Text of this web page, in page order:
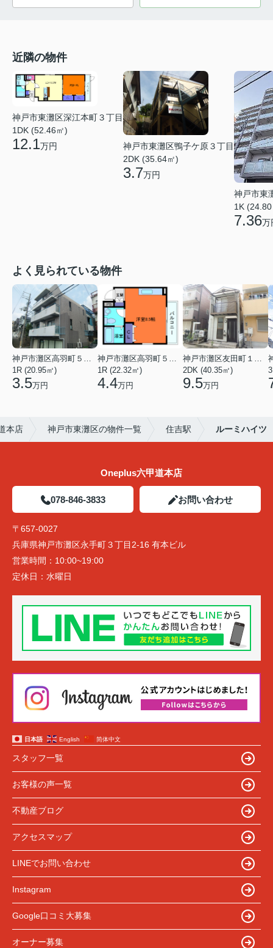
近隣の物件
神戸市東灘区深江本町３丁目
1DK (52.46㎡)
12.1万円
神戸市東灘区鴨子ケ原３丁目
2DK (35.64㎡)
3.7万円
神戸市東
1K
7.36万
よく見られている物件
神戸市灘区高羽町５丁目
1R (20.95㎡)
3.5万円
神戸市灘区高羽町５丁目
1R (22.32㎡)
4.4万円
神戸市灘区友田町１丁目
2DK (40.35㎡)
9.5万円
本店 神戸市東灘区の物件一覧 住吉駅 ルーミハイツ
Oneplus六甲道本店
078-846-3833 お問い合わせ
〒657-0027
兵庫県神戸市灘区永手町３丁目2-16 有本ビル
営業時間： 10:00~19:00
定休日： 水曜日
日本語 English 简体中文
スタッフ一覧
お客様の声一覧
不動産ブログ
アクセスマップ
LINEでお問い合わせ
Instagram
Google口コミ大募集
オーナー募集